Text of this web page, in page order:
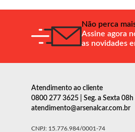
Não perca
Assine agora
as novidades
Atendimento ao cliente
0800 277 3625 | Seg. a Sexta 08h
atendimento@arsenalcar.com.br
CNPJ: 15.776.984/0001-74